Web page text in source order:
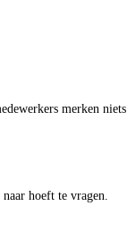
merken niets.
hoeft te vragen.